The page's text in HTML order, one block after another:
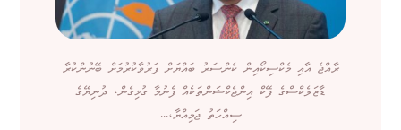
ރާއްޖެ އާއި މެކްސިކޯއިން ކެންސަރު ބައްޔަށް ފަރުވާކުރުމަށް ބޭނުންކުރާ
ޑާޒަލެކްސްގެ ފޭކް އިންޖެކްޝަންތަކެއް ފެނުމާ ގުޅިގެން، ދުނިޔޭގެ
ސިއްހަތު ޖަމިއްޔާ،...